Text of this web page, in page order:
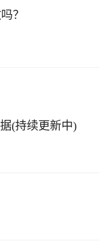
？
(持续更新中)